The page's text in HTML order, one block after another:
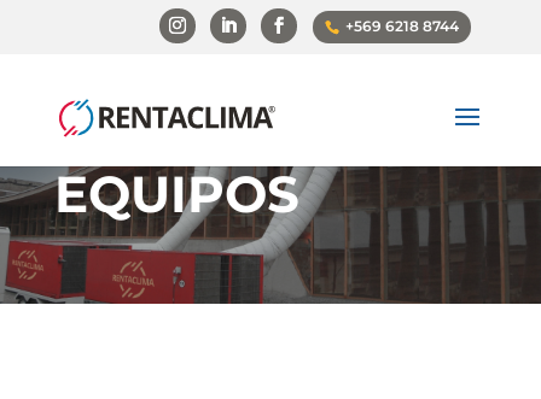
+569 6218 8744
EQUIPOS